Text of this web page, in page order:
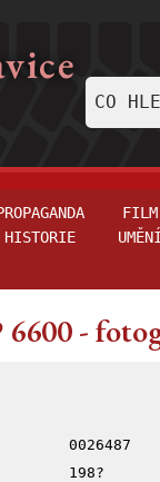
HISTORIE
FILM
UMĚNÍ
6600 -
0026487
198?